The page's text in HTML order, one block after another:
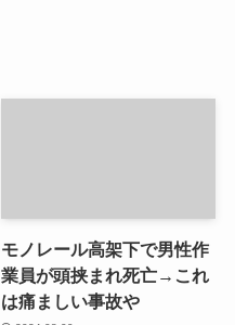
モノレール高架下で男性作
業員が頭挟まれ死亡→これ
は痛ましい事故や